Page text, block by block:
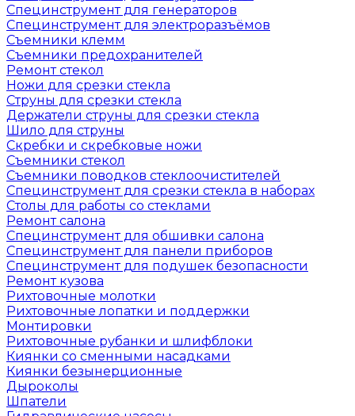
Специнструмент для генераторов
Специнструмент для электроразъёмов
Съемники клемм
Съемники предохранителей
Ремонт стекол
Ножи для срезки стекла
Струны для срезки стекла
Держатели струны для срезки стекла
Шило для струны
Скребки и скребковые ножи
Съемники стекол
Съемники поводков стеклоочистителей
Специнструмент для срезки стекла в наборах
Столы для работы со стеклами
Ремонт салона
Специнструмент для обшивки салона
Специнструмент для панели приборов
Специнструмент для подушек безопасности
Ремонт кузова
Рихтовочные молотки
Рихтовочные лопатки и поддержки
Монтировки
Рихтовочные рубанки и шлифблоки
Киянки со сменными насадками
Киянки безынерционные
Дыроколы
Шпатели